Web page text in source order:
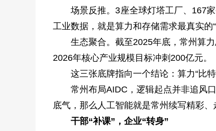
场景反推。3座全球灯塔工厂、167家
工业数据，就是算力和存储需求最真实的“
生态聚合。截至2025年底，常州算力
2026年核心产业规模目标冲刺200亿元。
这三张底牌指向一个结论：算力“比特”
常州布局AIDC，逻辑起点并非追风口
底气，那么人工智能就是常州续写精彩、
干部“补课”，企业“转身”